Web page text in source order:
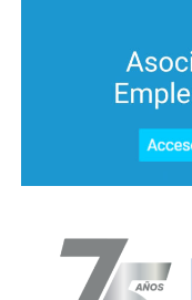
El informe señala,
marcando agenda
vinculadas a lo que
En este sentido,
público-privada-